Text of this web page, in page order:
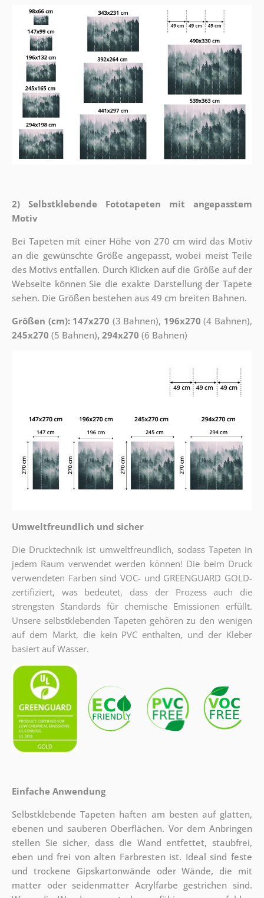
2) Selbstklebende Fototapeten mit angepasstem
Motiv
Bei Tapeten mit einer Höhe von 270 cm wird das Motiv
an die gewünschte Größe angepasst, wobei meist Teile
des Motivs entfallen. Durch Klicken auf die Größe auf der
Webseite können Sie die exakte Darstellung der Tapete
sehen. Die Größen bestehen aus 49 cm breiten Bahnen.
Größen (cm): 147x270 (3 Bahnen), 196x270 (4 Bahnen),
245x270 (5 Bahnen), 294x270 (6 Bahnen)
Umweltfreundlich und sicher
Die Drucktechnik ist umweltfreundlich, sodass Tapeten in
jedem Raum verwendet werden können! Die beim Druck
verwendeten Farben sind VOC- und GREENGUARD GOLD-
zertifiziert, was bedeutet, dass der Prozess auch die
strengsten Standards für chemische Emissionen erfüllt.
Unsere selbstklebenden Tapeten gehören zu den wenigen
auf dem Markt, die kein PVC enthalten, und der Kleber
basiert auf Wasser.
Einfache Anwendung
Selbstklebende Tapeten haften am besten auf glatten,
ebenen und sauberen Oberflächen. Vor dem Anbringen
stellen Sie sicher, dass die Wand entfettet, staubfrei,
eben und frei von alten Farbresten ist. Ideal sind feste
und trockene Gipskartonwände oder Wände, die mit
matter oder seidenmatter Acrylfarbe gestrichen sind.